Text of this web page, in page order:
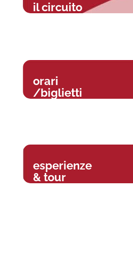
il circuito
orari
/biglietti
esperienze
& tour